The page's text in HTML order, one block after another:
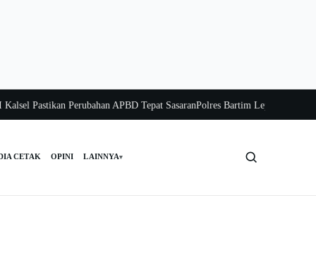
Perubahan APBD Tepat SasaranPolres Bartim Lepas Bakti Sosial
CETAK OPINI LAINNYA▾